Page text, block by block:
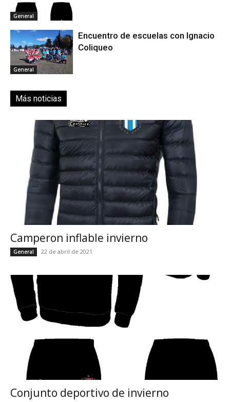
General
General
Encuentro de escuelas con Ignacio
Coliqueo
Más noticias
Camperon inflable invierno
General 22 de abril de 2021
Conjunto deportivo de invierno